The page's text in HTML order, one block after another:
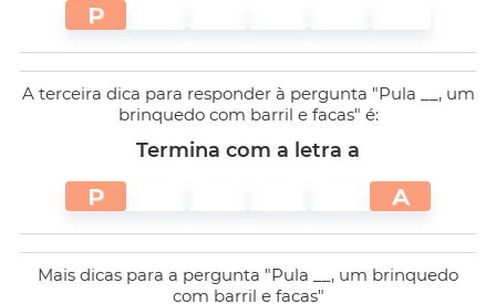
P
A terceira dica para responder à pergunta "Pula __, um
brinquedo com barril e facas" é:
Termina com a letra a
P A
Mais dicas para a pergunta "Pula __, um brinquedo
com barril e facas"